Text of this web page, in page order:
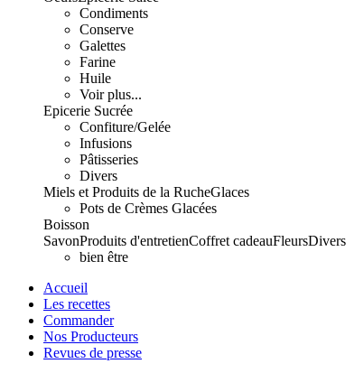
Condiments
Conserve
Galettes
Farine
Huile
Voir plus...
Epicerie Sucrée
Confiture/Gelée
Infusions
Pâtisseries
Divers
Miels et Produits de la RucheGlaces
Pots de Crèmes Glacées
Boisson
SavonProduits d'entretienCoffret cadeauFleursDivers
bien être
Accueil
Les recettes
Commander
Nos Producteurs
Revues de presse